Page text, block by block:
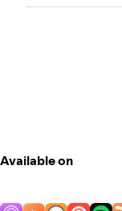
эмигратов,
(Группа СБПЧ
Available on